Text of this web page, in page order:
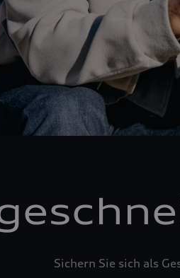
Sichern Sie sich als